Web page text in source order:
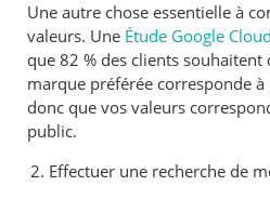
Une autre chose essentielle à
valeurs. Une Étude Google Cloud
que 82 % des clients
marque préférée corresponde
donc que vos valeurs
public.
Effectuer une recherche de